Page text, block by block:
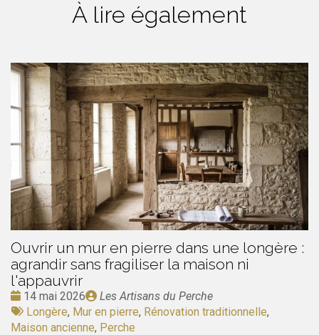
À lire également
Ouvrir un mur en pierre dans une longère :
agrandir sans fragiliser la maison ni
l'appauvrir
Date
:
14 mai 2026
Publié
par
Les Artisans du Perche
Tags
:
Longère, Mur en pierre, Rénovation traditionnelle,
Maison ancienne, Perche